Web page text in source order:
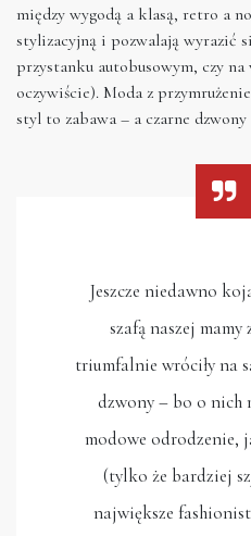
między wygodą a klasą, retro a
stylizacyjną i pozwalają wyrazić
przystanku autobusowym, czy
oczywiście). Moda z
styl to zabawa – a czarne
Jeszcze niedawno
szafą naszej
triumfalnie wróciły na
dzwony – bo o nich
modowe odrodzenie,
(tylko że bardziej
największe